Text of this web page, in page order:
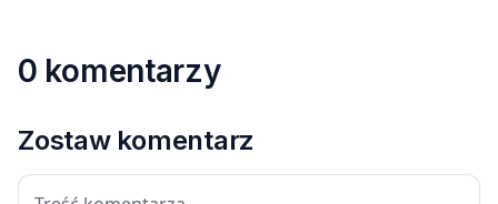
0 komentarzy
Zostaw komentarz